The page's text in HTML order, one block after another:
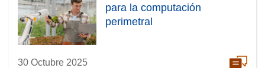
para la computación
perimetral
30 Octubre 2025